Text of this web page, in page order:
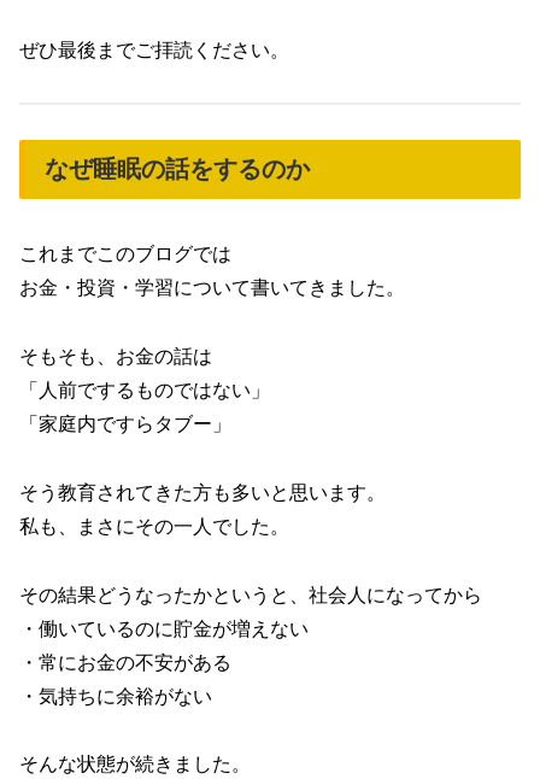
ぜひ最後までご拝読ください。
なぜ睡眠の話をするのか
これまでこのブログでは
お金・投資・学習について書いてきました。
そもそも、お金の話は
「人前でするものではない」
「家庭内ですらタブー」
そう教育されてきた方も多いと思います。
私も、まさにその一人でした。
その結果どうなったかというと、社会人になってから
・働いているのに貯金が増えない
・常にお金の不安がある
・気持ちに余裕がない
そんな状態が続きました。